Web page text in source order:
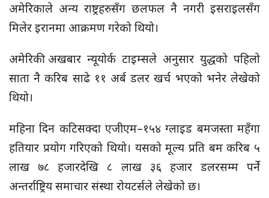
अमेरिकाले अन्य राष्ट्रहरुसँग छलफल नै नगरी इसराइलसँग
मिलेर इरानमा आक्रमण गरेको थियो।
अमेरिकी अखबार न्यूयोर्क टाइम्सले अनुसार युद्धको पहिलो
साता नै करिब साढे ११ अर्ब डलर खर्च भएको भनेर लेखेको
थियो।
महिना दिन कटिसक्दा एजीएम–१५४ ग्लाइड बमजस्ता महँगा
हतियार प्रयोग गरिएको थियो। यसको मूल्य प्रति बम करिब ५
लाख ७८ हजारदेखि ८ लाख ३६ हजार डलरसम्म पर्ने
अन्तर्राष्ट्रिय समाचार संस्था रोयटर्सले लेखेको छ।